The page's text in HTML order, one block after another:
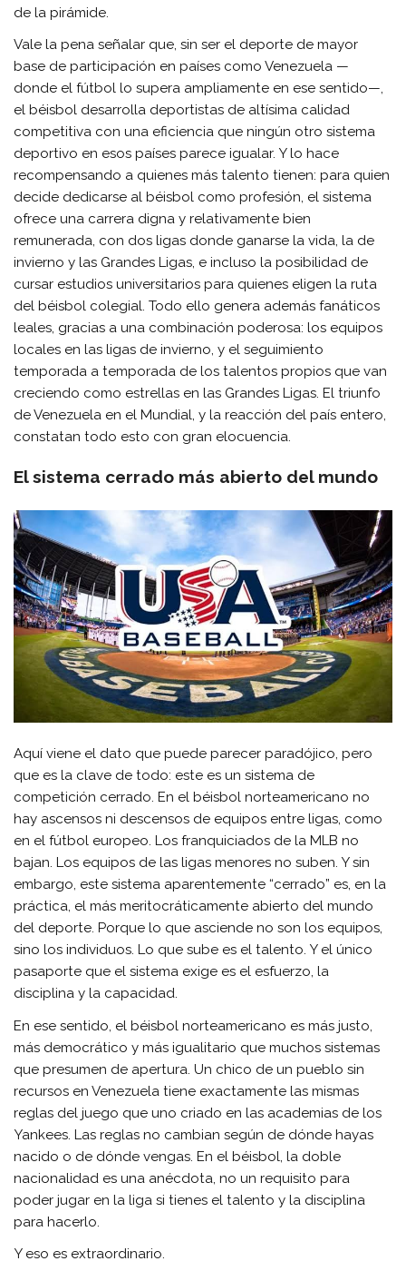
de la pirámide.
Vale la pena señalar que, sin ser el deporte de mayor
base de participación en países como Venezuela —
donde el fútbol lo supera ampliamente en ese sentido—,
el béisbol desarrolla deportistas de altísima calidad
competitiva con una eficiencia que ningún otro sistema
deportivo en esos países parece igualar. Y lo hace
recompensando a quienes más talento tienen: para quien
decide dedicarse al béisbol como profesión, el sistema
ofrece una carrera digna y relativamente bien
remunerada, con dos ligas donde ganarse la vida, la de
invierno y las Grandes Ligas, e incluso la posibilidad de
cursar estudios universitarios para quienes eligen la ruta
del béisbol colegial. Todo ello genera además fanáticos
leales, gracias a una combinación poderosa: los equipos
locales en las ligas de invierno, y el seguimiento
temporada a temporada de los talentos propios que van
creciendo como estrellas en las Grandes Ligas. El triunfo
de Venezuela en el Mundial, y la reacción del país entero,
constatan todo esto con gran elocuencia.
El sistema cerrado más abierto del mundo
Aquí viene el dato que puede parecer paradójico, pero
que es la clave de todo: este es un sistema de
competición cerrado. En el béisbol norteamericano no
hay ascensos ni descensos de equipos entre ligas, como
en el fútbol europeo. Los franquiciados de la MLB no
bajan. Los equipos de las ligas menores no suben. Y sin
embargo, este sistema aparentemente “cerrado” es, en la
práctica, el más meritocráticamente abierto del mundo
del deporte. Porque lo que asciende no son los equipos,
sino los individuos. Lo que sube es el talento. Y el único
pasaporte que el sistema exige es el esfuerzo, la
disciplina y la capacidad.
En ese sentido, el béisbol norteamericano es más justo,
más democrático y más igualitario que muchos sistemas
que presumen de apertura. Un chico de un pueblo sin
recursos en Venezuela tiene exactamente las mismas
reglas del juego que uno criado en las academias de los
Yankees. Las reglas no cambian según de dónde hayas
nacido o de dónde vengas. En el béisbol, la doble
nacionalidad es una anécdota, no un requisito para
poder jugar en la liga si tienes el talento y la disciplina
para hacerlo.
Y eso es extraordinario.